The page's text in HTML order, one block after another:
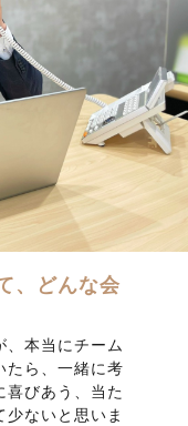
、どんな会
、本当にチーム
たら、一緒に考
喜びあう、当た
少ないと思いま